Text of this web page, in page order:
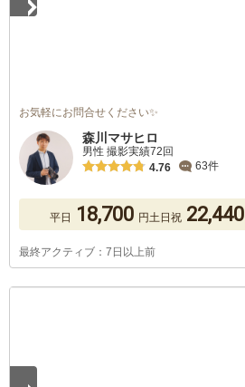
お気軽にお問合せください✨
森川マサヒロ
男性 撮影実績72回
4.76
63件
平日 18,700 円土日祝 22,440
最終アクティブ：7日以上前